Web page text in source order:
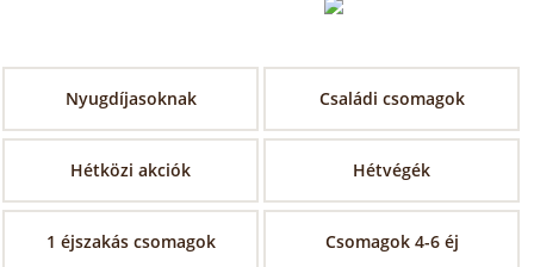
Nyugdíjasoknak Családi csomagok
Hétközi akciók Hétvégék
1 éjszakás csomagok Csomagok 4-6 éj